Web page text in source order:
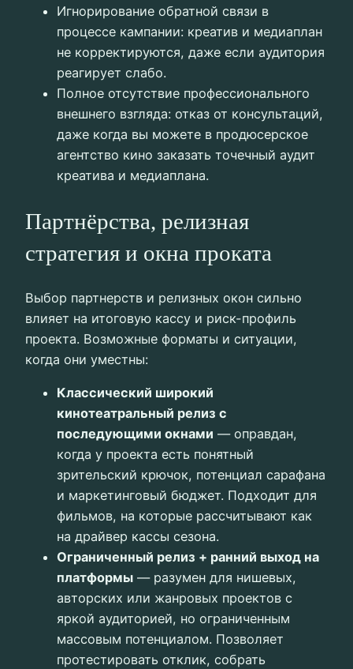
Игнорирование обратной связи в
процессе кампании: креатив и медиаплан
не корректируются, даже если аудитория
реагирует слабо.
Полное отсутствие профессионального
внешнего взгляда: отказ от консультаций,
даже когда вы можете в продюсерское
агентство кино заказать точечный аудит
креатива и медиаплана.
Партнёрства, релизная
стратегия и окна проката
Выбор партнерств и релизных окон сильно
влияет на итоговую кассу и риск-профиль
проекта. Возможные форматы и ситуации,
когда они уместны:
Классический широкий
кинотеатральный релиз с
последующими окнами — оправдан,
когда у проекта есть понятный
зрительский крючок, потенциал сарафана
и маркетинговый бюджет. Подходит для
фильмов, на которые рассчитывают как
на драйвер кассы сезона.
Ограниченный релиз + ранний выход на
платформы — разумен для нишевых,
авторских или жанровых проектов с
яркой аудиторией, но ограниченным
массовым потенциалом. Позволяет
протестировать отклик, собрать